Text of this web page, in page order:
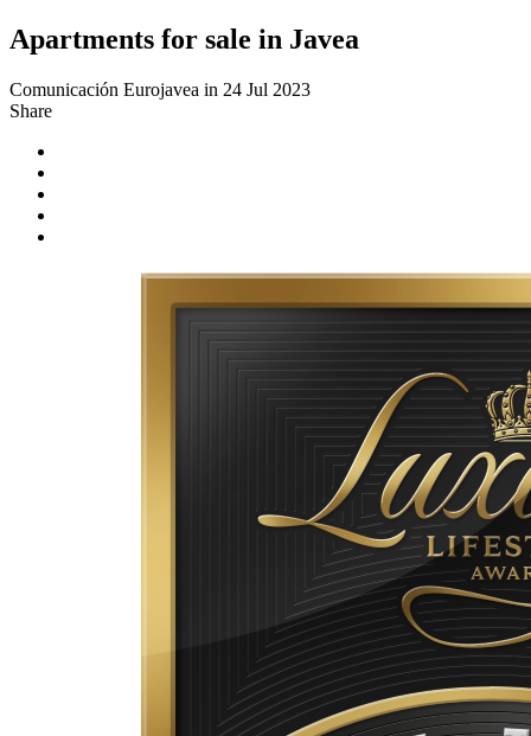
Apartments for sale in Javea
Comunicación Eurojavea in 24 Jul 2023
Share